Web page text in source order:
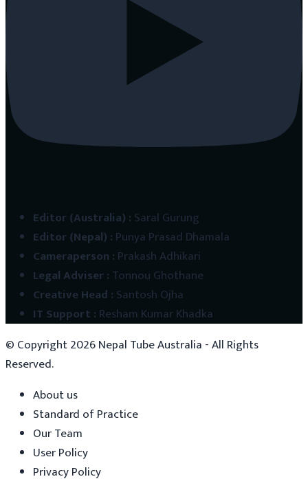
Editor (Australia) : Saral Gurung
Editor (Nepal) : Punya Prasad Dhamala
Cameraperson : Prakash Adhikari
Legal Adviser: Tonnou Ghothane
Creative Head : Santosh Ojha
IT Support : Resham Kumar Khadka
© Copyright2026Nepal Tube Australia - All Rights
Reserved.
About us
Standard of Practice
Our Team
User Policy
Privacy Policy